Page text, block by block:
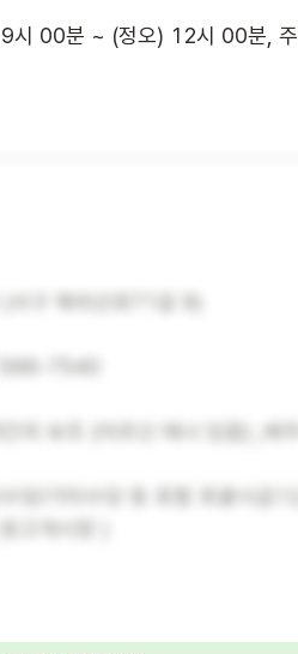
시 00분 ~ (정오) 12시 00분,